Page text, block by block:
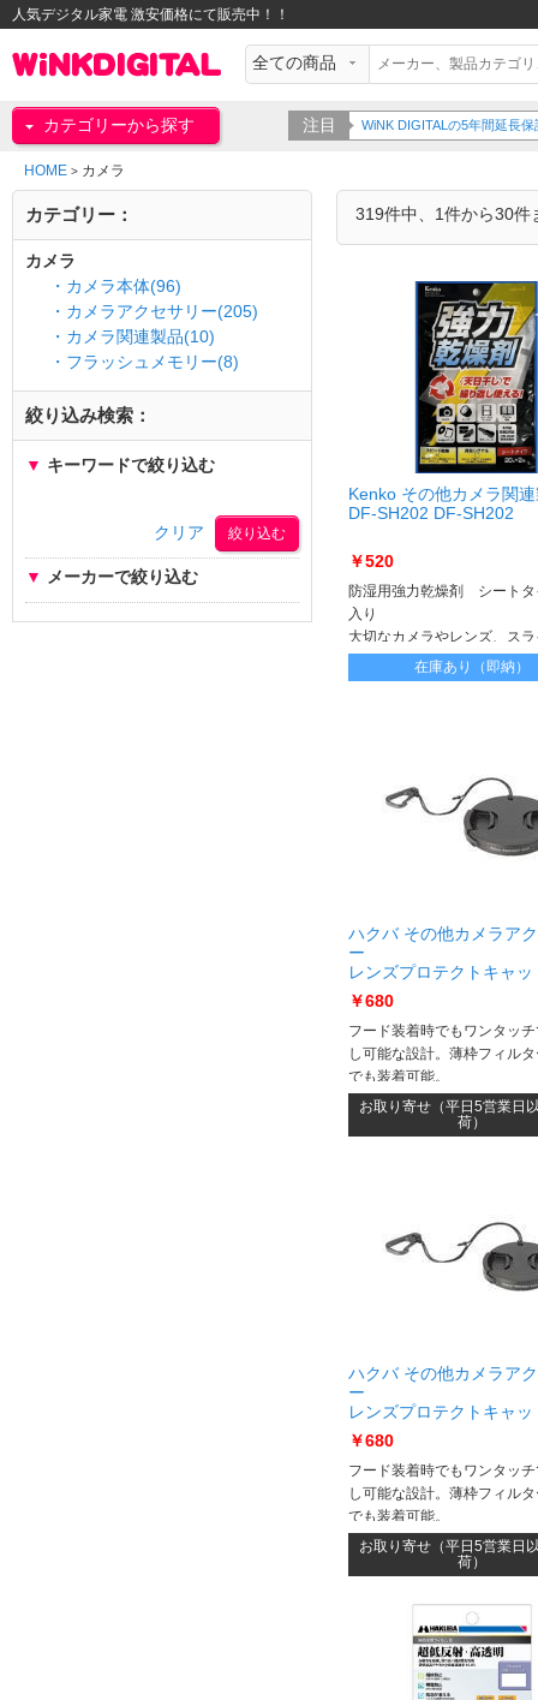
人気デジタル家電 激安価格にて販売中！！
カテゴリーから探す 注目 WiNK DIGITALの5年間延長
HOME > カメラ
319件中、1件から30件
Kenko その他カメラ関
DF-SH202 DF-SH202
￥520
防湿用強力乾燥剤 シートタ
入り
大切なカメラやレンズ、ス
リント、フィルムをカビ・
る
在庫あり（即納）
ハクバ その他カメラア
ー
レンズプロテクトキャッ
プ 55mm KA-LCP55
￥680
フード装着時でもワンタッ
し可能な設計。薄枠フィル
でも装着可能。
お取り寄せ（平日5営業日
荷）
ハクバ その他カメラア
ー
レンズプロテクトキャッ
プ 40.5mm KA-LCP405
LCP405
￥680
フード装着時でもワンタッ
し可能な設計。薄枠フィル
でも装着可能。
お取り寄せ（平日5営業日
荷）
カテゴリー：
カメラ
・カメラ本体(96)
・カメラアクセサリー(205)
・カメラ関連製品(10)
・フラッシュメモリー(8)
絞り込み検索：
▼ キーワードで絞り込む
クリア
▼ メーカーで絞り込む